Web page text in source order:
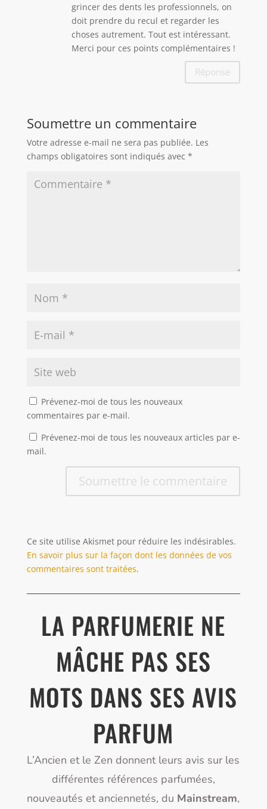
grincer des dents les professionnels, on
doit prendre du recul et regarder les
choses autrement. Tout est intéressant.
Merci pour ces points complémentaires !
Réponse
Soumettre un commentaire
Votre adresse e-mail ne sera pas publiée. Les
champs obligatoires sont indiqués avec *
Prévenez-moi de tous les nouveaux
commentaires par e-mail.
Prévenez-moi de tous les nouveaux articles par e-
mail.
Soumettre le commentaire
Ce site utilise Akismet pour réduire les indésirables.
En savoir plus sur la façon dont les données de vos
commentaires sont traitées.
LA PARFUMERIE NE
MÂCHE PAS SES
MOTS DANS SES AVIS
PARFUM
L’Ancien et le Zen donnent leurs avis sur les
différentes références parfumées,
nouveautés et anciennetés, du Mainstream,